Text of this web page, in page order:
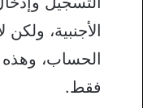
الأجنبية،
فقط.